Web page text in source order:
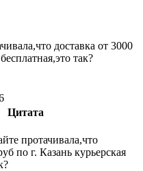
доставка от 3000
так?
Цитата
протачивала,что
по г. Казань курьерская